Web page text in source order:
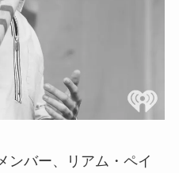
ンバー、リアム・ペイ